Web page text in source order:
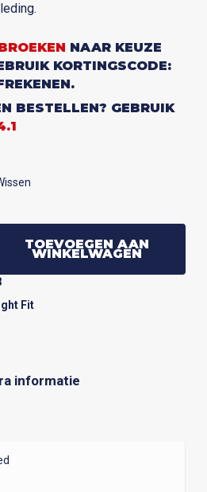
NAAR KEUZE
KORTINGSCODE:
BESTELLEN? GEBRUIK
TOEVOEGEN AAN
WINKELWAGEN
Fit
informatie